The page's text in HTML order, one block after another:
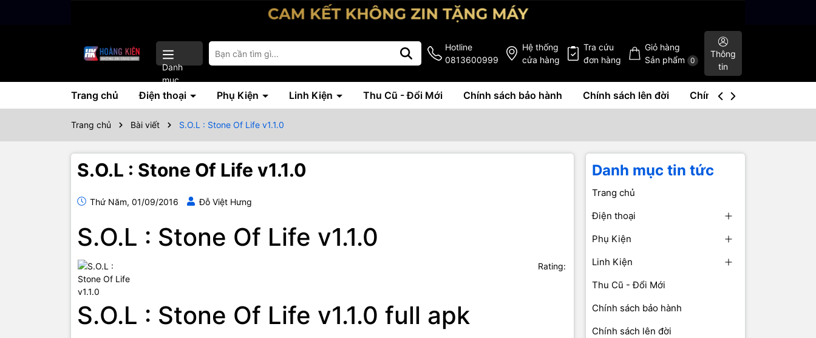
Danh
mục
Hotline
0813600999
Hệ thống
cửa hàng
Tra cứu
đơn hàng
Giỏ hàng
Sản phẩm
0
Thông
tin
Trang chủ Điện thoại Phụ Kiện Linh Kiện Thu Cũ - Đổi Mới Chính sách bảo hành Chính sách lên đời Chính sách mua lại
Trang chủ Bài viết S.O.L : Stone Of Life v1.1.0
S.O.L : Stone Of Life v1.1.0
Thứ Năm, 01/09/2016 Đỗ Việt Hưng
S.O.L : Stone Of Life v1.1.0
Rating:
S.O.L : Stone Of Life v1.1.0 full apk
Danh mục tin tức
Trang chủ
Điện thoại
Phụ Kiện
Linh Kiện
Thu Cũ - Đổi Mới
Chính sách bảo hành
Chính sách lên đời